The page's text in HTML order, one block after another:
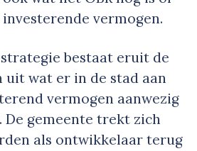
vermogen.
bestaat eruit de
wat er in de stad aan
vermogen aanwezig
De gemeente trekt zich
als ontwikkelaar terug